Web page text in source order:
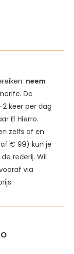
neem
De
keer per dag
El Hierro.
zelfs af en
€ 99) kun je
rederij. Wil
via